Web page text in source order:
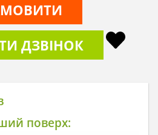
ДЗВІНОК
поверх: